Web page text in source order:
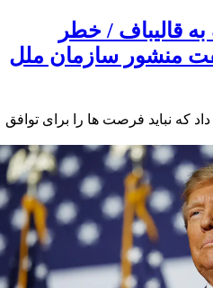
قالیباف / خطر
منشور سازمان ملل
که نباید فرصت ها را برای توافق